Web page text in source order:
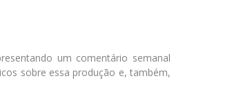
um comentário semanal
sobre essa produção e, também,